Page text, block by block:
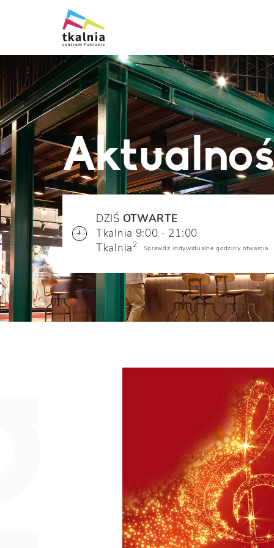
DZIŚ OTWARTE
Tkalnia 9:00 - 21:00
Tkalnia2 Sprawdź indywidualne godziny otwarcia